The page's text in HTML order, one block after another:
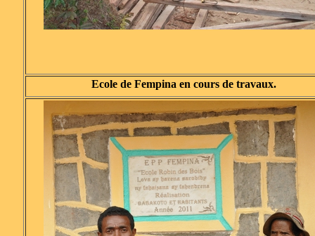
Ecole de Fempina en cours de travaux.